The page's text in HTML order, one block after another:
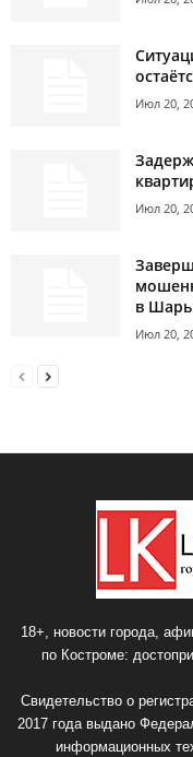
Июл 20,
Июл 20,
в
Июл 20,
18+, новости города,
по Костроме:
Свидетельство о
2017 года выдано
информационных